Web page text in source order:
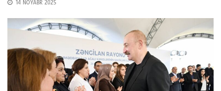
14 NOYABR 2025